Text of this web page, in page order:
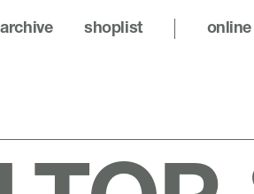
archive shoplist